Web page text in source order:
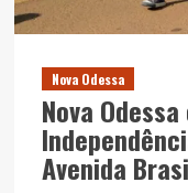
Nova Odessa
Nova
Avenida